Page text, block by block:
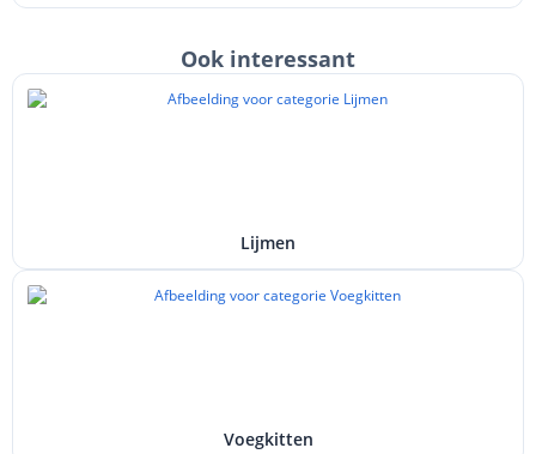
Ook interessant
Lijmen
Voegkitten